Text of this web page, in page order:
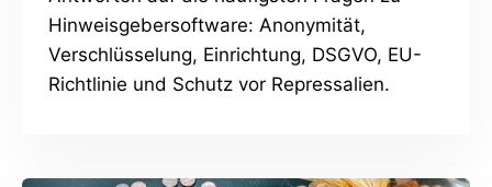
Hinweisgebersoftware: Anonymität,
Verschlüsselung, Einrichtung, DSGVO, EU-
Richtlinie und Schutz vor Repressalien.